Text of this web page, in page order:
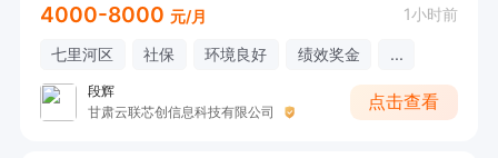
4000-8000 元/月 1小时前
七里河区 社保 环境良好 绩效奖金 ...
段辉
甘肃云联芯创信息科技有限公司
点击查看